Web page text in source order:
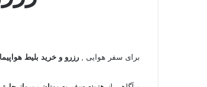
برای سفر هوایی ,رزرو و خرید بلیط